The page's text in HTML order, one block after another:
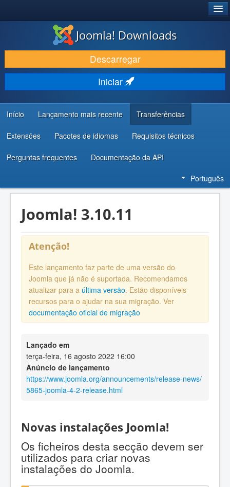
DESCARREGAR E EVOLUIR
DESCOBRIR E APRENDER
COMUNIDADE E SUPORTE
RECURSOS PARA PROGRAMADORES
Joomla! Downloads
Descarregar
Iniciar
Início Lançamento mais recente Transferências
Extensões Pacotes de idiomas Requisitos técnicos
Perguntas frequentes Documentação da API
Português
Joomla! 3.10.11
Atenção!
Este lançamento faz parte de uma versão do
Joomla que já não é suportada. Recomendamos
atualizar para a última versão. Estão disponíveis
recursos para o ajudar na sua migração. Ver
documentação oficial de migração
Lançado em
terça-feira, 16 agosto 2022 16:00
Anúncio de lançamento
https://www.joomla.org/announcements/release-news/
5865-joomla-4-2-release.html
Novas instalações Joomla!
Os ficheiros desta secção devem ser
utilizados para criar novas
instalações do Joomla.